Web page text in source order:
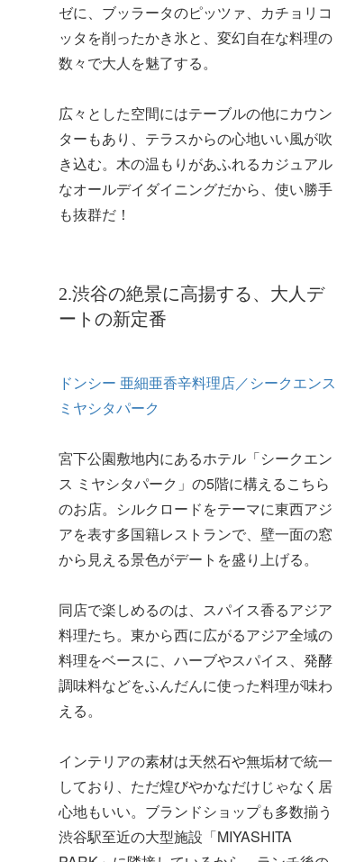
ゼに、ブッラータのピッツァ、カチョリコ
ッタを削ったかき氷と、変幻自在な料理の
数々で大人を魅了する。
広々とした空間にはテーブルの他にカウン
ターもあり、テラスからの心地いい風が吹
き込む。木の温もりがあふれるカジュアル
なオールデイダイニングだから、使い勝手
も抜群だ！
2.渋谷の絶景に高揚する、大人デ
ートの新定番
ドンシー 亜細亜香辛料理店／シークエンス
ミヤシタパーク
宮下公園敷地内にあるホテル「シークエン
ス ミヤシタパーク」の5階に構えるこちら
のお店。シルクロードをテーマに東西アジ
アを表す多国籍レストランで、壁一面の窓
から見える景色がデートを盛り上げる。
同店で楽しめるのは、スパイス香るアジア
料理たち。東から西に広がるアジア全域の
料理をベースに、ハーブやスパイス、発酵
調味料などをふんだんに使った料理が味わ
える。
インテリアの素材は天然石や無垢材で統一
しており、ただ煌びやかなだけじゃなく居
心地もいい。ブランドショップも多数揃う
渋谷駅至近の大型施設「MIYASHITA